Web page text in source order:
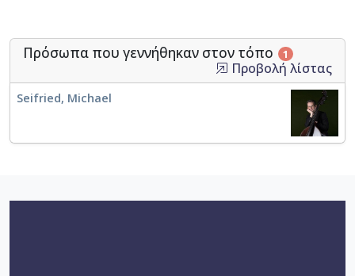
Πρόσωπα που γεννήθηκαν στον τόπο 1
Προβολή λίστας
Seifried, Michael